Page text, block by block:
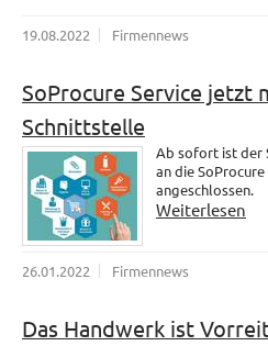
19.08.2022 Firmennews
SoProcure Service jetzt
Schnittstelle
Ab sofort ist der
an die
angeschlossen.
Weiterlesen
26.01.2022 Firmennews
Das Handwerk ist